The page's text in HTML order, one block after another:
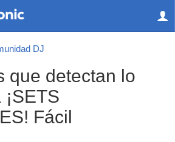
DJ
que detectan lo
Fácil